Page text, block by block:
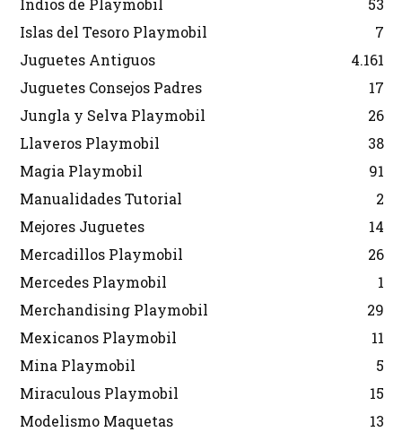
Indios de Playmobil
53
Islas del Tesoro Playmobil
7
Juguetes Antiguos
4.161
Juguetes Consejos Padres
17
Jungla y Selva Playmobil
26
Llaveros Playmobil
38
Magia Playmobil
91
Manualidades Tutorial
2
Mejores Juguetes
14
Mercadillos Playmobil
26
Mercedes Playmobil
1
Merchandising Playmobil
29
Mexicanos Playmobil
11
Mina Playmobil
5
Miraculous Playmobil
15
Modelismo Maquetas
13